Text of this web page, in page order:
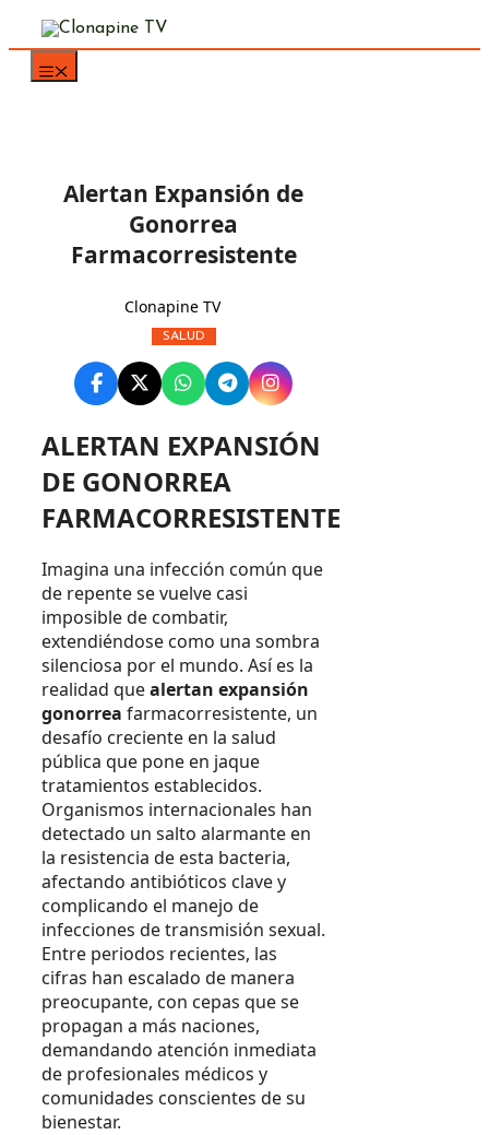
Saltar
contenido
Alertan Expansión de
Gonorrea
Farmacorresistente
Clonapine TV
SALUD
ALERTAN EXPANSIÓN
DE GONORREA
FARMACORRESISTENTE
Imagina una infección común que
de repente se vuelve casi
imposible de combatir,
extendiéndose como una sombra
silenciosa por el mundo. Así es la
realidad quealertan expansión
gonorrea farmacorresistente, un
desafío creciente en la salud
pública que pone en jaque
tratamientos establecidos.
Organismos internacionales han
detectado un salto alarmante en
la resistencia de esta bacteria,
afectando antibióticos clave y
complicando el manejo de
infecciones de transmisión sexual.
Entre periodos recientes, las
cifras han escalado de manera
preocupante, con cepas que se
propagan a más naciones,
demandando atención inmediata
de profesionales médicos y
comunidades conscientes de su
bienestar.